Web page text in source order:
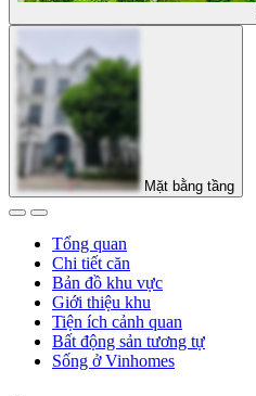
Mặt bằng tầng
Tổng quan
Chi tiết căn
Bản đồ khu vực
Giới thiệu khu
Tiện ích cảnh quan
Bất động sản tương tự
Sống ở Vinhomes